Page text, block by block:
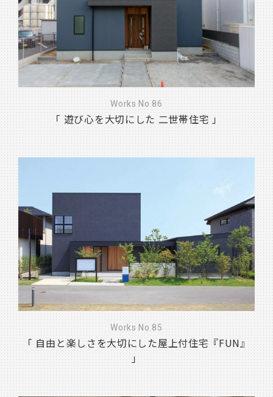
Works No.86
「 遊び心を大切にした 二世帯住宅 」
Works No.85
「 自由と楽しさを大切にした屋上付住宅『FUN』
」